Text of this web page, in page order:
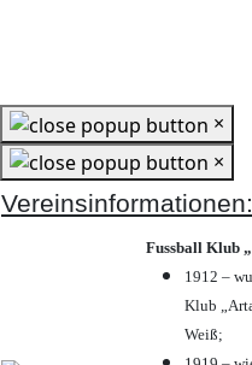
×
×
Vereinsinformationen:
Fussball Klub
1912 –
Klub
Weiß;